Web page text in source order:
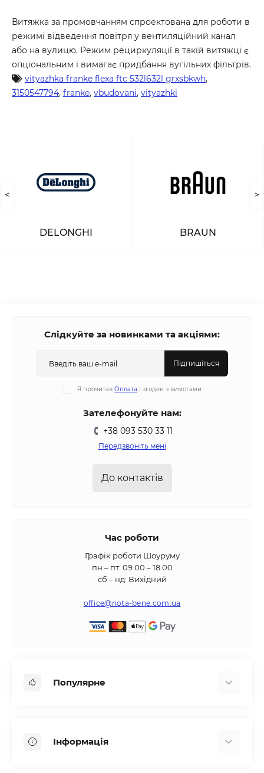
Витяжка за промовчанням спроектована для роботи в
режимі відведення повітря у вентиляційний канал
або на вулицю. Режим рециркуляції в такій витяжці є
опціональним і вимагає придбання вугільних фільтрів.
vityazhka franke flexa ftc 532l632l grxsbkwh,
3150547794, franke, vbudovani, vityazhki
<
DELONGHI BRAUN
>
Слідкуйте за новинками та акціями:
Підпишіться
Я прочитав Оплата і згоден з вимогами
Зателефонуйте нам:
+38 093 530 33 11
Передзвоніть мені
До контактів
Час роботи
Графік роботи Шоуруму
пн – пт: 09 00 – 18 00
сб – нд: Вихідний
office@nota-bene.com.ua
Популярне
Аксесуари та насадки
Інформація